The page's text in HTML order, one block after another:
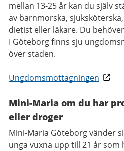
mellan 13-25 år kan du själv
av barnmorska,
dietist eller läkare. Du
I Göteborg finns sju
över staden.
Ungdomsmottagningen
Mini-Maria om du har
eller droger
Mini-Maria Göteborg vänder
unga vuxna upp till 21 år